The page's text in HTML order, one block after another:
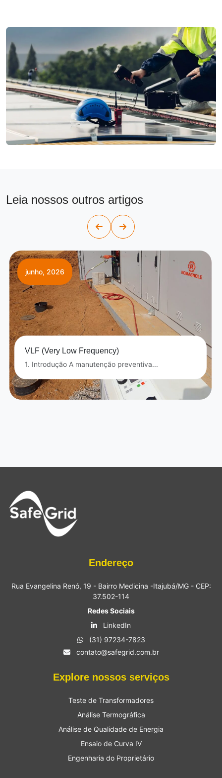
Leia nossos outros artigos
junho, 2026
VLF (Very Low Frequency)
1. Introdução A manutenção preventiva...
Endereço
Rua Evangelina Renó, 19 - Bairro Medicina -Itajubá/MG - CEP:
37.502-114
Redes Sociais
LinkedIn
(31) 97234-7823
contato@safegrid.com.br
Explore nossos serviços
Teste de Transformadores
Análise Termográfica
Análise de Qualidade de Energia
Ensaio de Curva IV
Engenharia do Proprietário